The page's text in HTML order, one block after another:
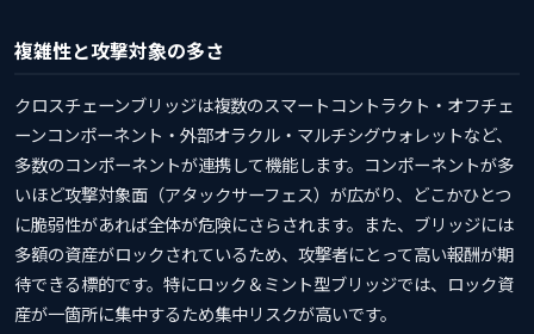
複雑性と攻撃対象の多さ
クロスチェーンブリッジは複数のスマートコントラクト・オフチェ
ーンコンポーネント・外部オラクル・マルチシグウォレットなど、
多数のコンポーネントが連携して機能します。コンポーネントが多
いほど攻撃対象面（アタックサーフェス）が広がり、どこかひとつ
に脆弱性があれば全体が危険にさらされます。また、ブリッジには
多額の資産がロックされているため、攻撃者にとって高い報酬が期
待できる標的です。特にロック＆ミント型ブリッジでは、ロック資
産が一箇所に集中するため集中リスクが高いです。